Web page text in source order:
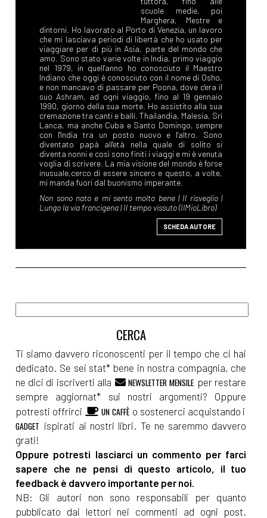
SCHEDA AUTORE
Ti siamo davvero riconoscenti per il tempo che ci hai
dedicato. Se sei stat* bene in nostra compagnia, che
ne dici di iscriverti alla
NEWSLETTER MENSILE per restare
sempre aggiornat* sui nostri argomenti? Oppure
potresti offrirci
UN CAFFÈ o sostenerci acquistando i
GADGET ispirati ai nostri libri. Te ne saremmo davvero
grati!
Oppure potresti lasciarci un commento per farci
sapere che ne pensi di questo articolo, il tuo
feedback è davvero importante per noi.
NB: Gli autori non sono responsabili per quanto
pubblicato dai lettori nei commenti ad ogni post.